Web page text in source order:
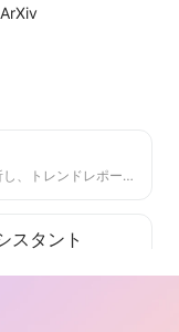
現在のページのランキングデータを分析し、トレンドレポートを生成します。人気のカテゴリ、急成長している製品タイプ、新興技術を特定します。最新の製品トレンドと市場動向を理解するための即時市場インサイトを提供します。
スタント